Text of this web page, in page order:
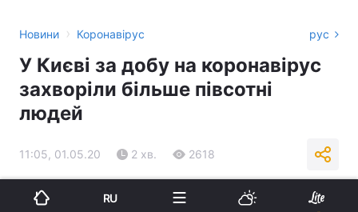
Новини › Коронавірус рус
У Києві за добу на коронавірус
захворіли більше півсотні
людей
11:05, 01.05.20 2 хв. 2618
Підпишіться на нас в Google
RU